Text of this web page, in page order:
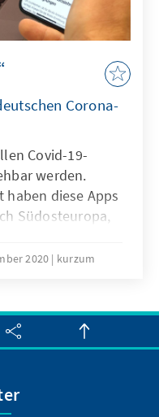
Corona-
Covid-19-
werden.
haben diese Apps
Südosteuropa,
Afrika. Wie
Welche
2020 kurzum